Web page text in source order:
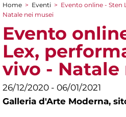
Tu sei qui
Home > Eventi > Evento online - Sten
Natale nei musei
Evento
Lex,
vivo - Natale
26/12/2020 - 06/01/2021
Galleria d'Arte Moderna,